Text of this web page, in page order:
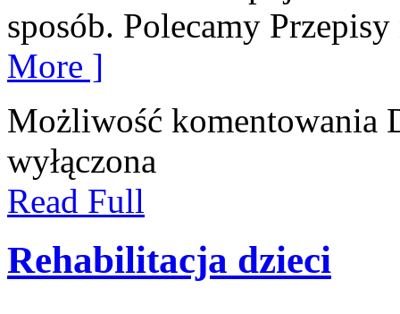
sposób. Polecamy
More ]
Możliwość komentowania
wyłączona
Read Full
Rehabilitacja dzieci